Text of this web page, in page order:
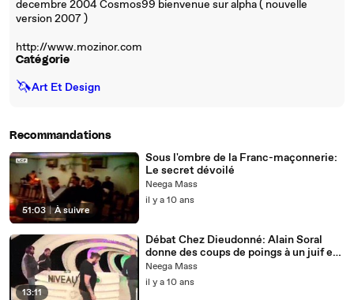
decembre 2004 Cosmos99 bienvenue sur alpha ( nouvelle
version 2007 )
http://www.mozinor.com
Catégorie
🦄Art Et Design
Recommandations
51:03 | À suivre
Sous l'ombre de la Franc-maçonnerie:
Le secret dévoilé
Neega Mass
il y a 10 ans
13:11
Débat Chez Dieudonné: Alain Soral
donne des coups de poings à un juif en
direct
Neega Mass
il y a 10 ans